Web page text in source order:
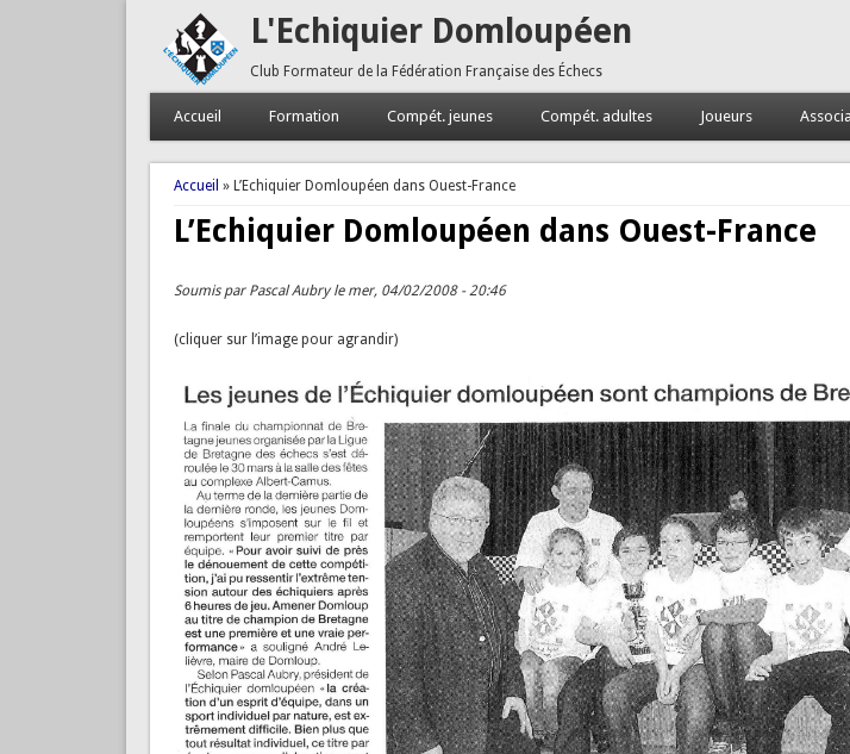
L'Echiquier Domloupéen
Club Formateur de la Fédération Française des Échecs
Accueil Formation Compét. jeunes Compét. adultes Joueurs
Vous êtes ici
Accueil » L’Echiquier Domloupéen dans Ouest-France
L’Echiquier Domloupéen dans Ouest-France
Soumis par Pascal Aubryle mer, 04/02/2008 - 20:46
(cliquer sur l’image pour agrandir)